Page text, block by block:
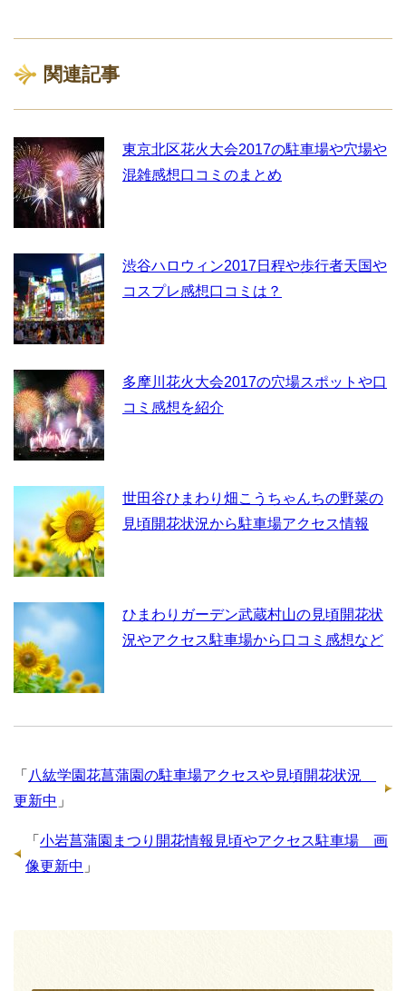
関連記事
東京北区花火大会2017の駐車場や穴場や
混雑感想口コミのまとめ
渋谷ハロウィン2017日程や歩行者天国や
コスプレ感想口コミは？
多摩川花火大会2017の穴場スポットや口
コミ感想を紹介
世田谷ひまわり畑こうちゃんちの野菜の
見頃開花状況から駐車場アクセス情報
ひまわりガーデン武蔵村山の見頃開花状
況やアクセス駐車場から口コミ感想など
「 八紘学園花菖蒲園の駐車場アクセスや見頃開花状況
更新中 」
「 小岩菖蒲園まつり開花情報見頃やアクセス駐車場 画
像更新中 」